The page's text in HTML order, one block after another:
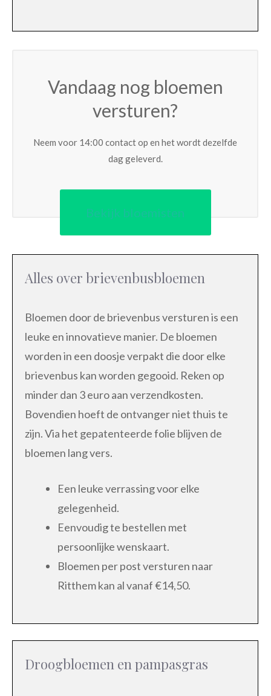
Vandaag nog bloemen
versturen?
Neem voor 14:00 contact op en het wordt dezelfde
dag geleverd.
Bekijk bloemisten
Alles over brievenbusbloemen
Bloemen door de brievenbus versturen is een
leuke en innovatieve manier. De bloemen
worden in een doosje verpakt die door elke
brievenbus kan worden gegooid. Reken op
minder dan 3 euro aan verzendkosten.
Bovendien hoeft de ontvanger niet thuis te
zijn. Via het gepatenteerde folie blijven de
bloemen lang vers.
Een leuke verrassing voor elke
gelegenheid.
Eenvoudig te bestellen met
persoonlijke wenskaart.
Bloemen per post versturen naar
Ritthem kan al vanaf €14,50.
Droogbloemen en pampasgras